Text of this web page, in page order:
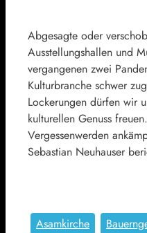
Abgesagte oder
Ausstellungshallen und
vergangenen zwei
Kulturbranche schwer
Lockerungen dürfen wir
kulturellen Genuss
Vergessenwerden
Sebastian Neuhauser
Asamkirche